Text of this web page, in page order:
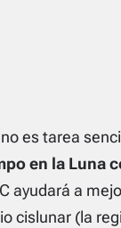
es tarea
en la Luna
ayudará a
cislunar (la